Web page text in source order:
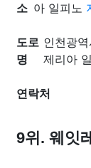
소 아 일피노
도로
명
인천광
제리아
연락처
9위. 웨잇